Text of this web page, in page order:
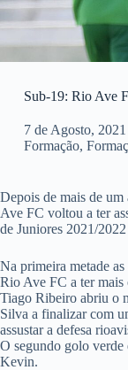
Sub-19: Rio Ave
7 de Agosto, 2021
Formação,
Depois de mais de
Ave FC voltou a ter
de Juniores 2021/
Na primeira metade
Rio Ave FC a ter
Tiago Ribeiro abriu o
Silva a finalizar com
assustar a defesa
O segundo golo verde
Kevin.